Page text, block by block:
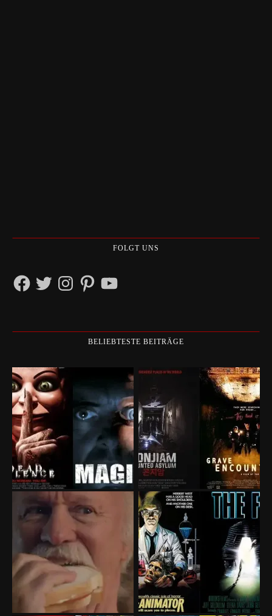
FOLGT UNS
FacebookTwitterInstagramPinterestYouTube
BELIEBTESTE BEITRÄGE